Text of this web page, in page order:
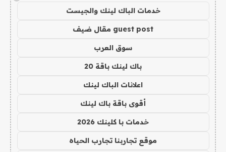
خدمات الباك لينك والجيست
guest post مقال ضيف
سوق العرب
باك لينك باقة 20
اعلانات الباك لينك
أقوى باقة باك لينك
خدمات با كلينك 2026
موقع تجاربنا تجارب الحياه